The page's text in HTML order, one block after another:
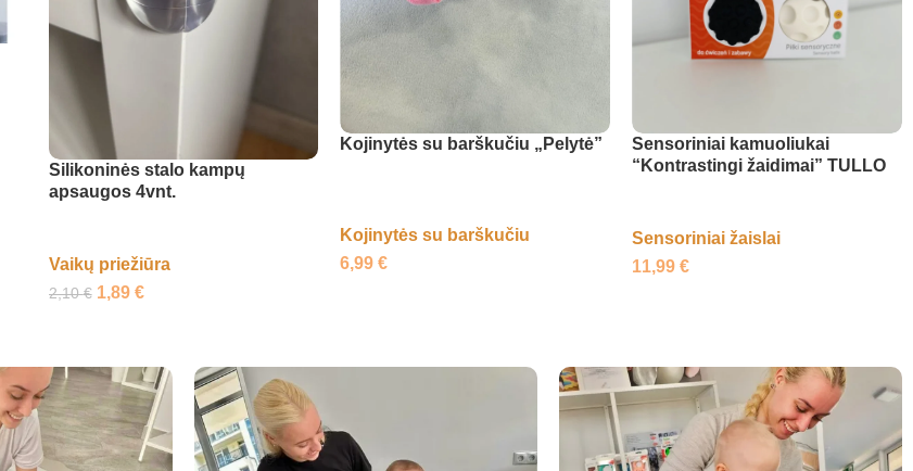
Silikoninės stalo kampų
apsaugos 4vnt.
Vaikų priežiūra
2,10€ 1,89 €
Kojinytės su barškučiu „Pelytė”
Kojinytės su barškučiu
6,99€
Sensoriniai kamuoliukai
“Kontrastingi žaidimai” TULLO
Sensoriniai žaislai
11,99€